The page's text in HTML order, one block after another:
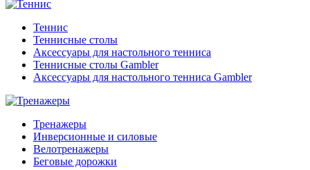
Теннис
Теннисные столы
Аксессуары для настольного тенниса
Теннисные столы Gambler
Аксессуары для настольного тенниса Gambler
Тренажеры
Инверсионные и силовые
Велотренажеры
Беговые дорожки